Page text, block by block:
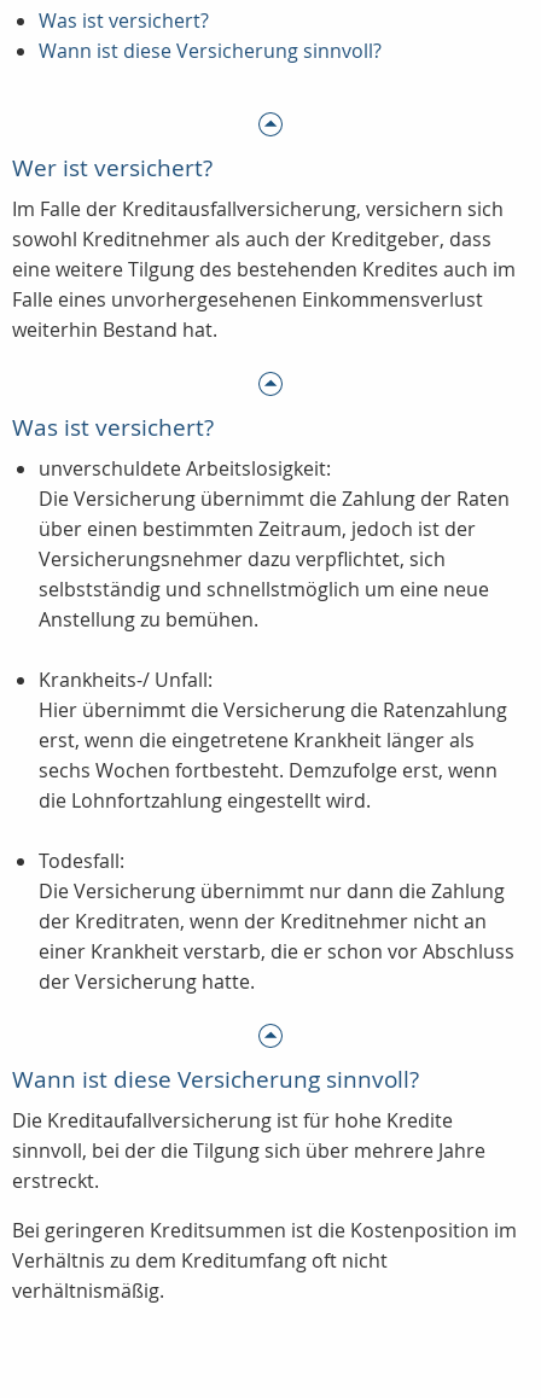
Was ist versichert?
Wann ist diese Versicherung sinnvoll?
Wer ist versichert?
Im Falle der Kreditausfallversicherung, versichern sich
sowohl Kreditnehmer als auch der Kreditgeber, dass
eine weitere Tilgung des bestehenden Kredites auch im
Falle eines unvorhergesehenen Einkommensverlust
weiterhin Bestand hat.
Was ist versichert?
unverschuldete Arbeitslosigkeit:
Die Versicherung übernimmt die Zahlung der Raten
über einen bestimmten Zeitraum, jedoch ist der
Versicherungsnehmer dazu verpflichtet, sich
selbstständig und schnellstmöglich um eine neue
Anstellung zu bemühen.
Krankheits-/ Unfall:
Hier übernimmt die Versicherung die Ratenzahlung
erst, wenn die eingetretene Krankheit länger als
sechs Wochen fortbesteht. Demzufolge erst, wenn
die Lohnfortzahlung eingestellt wird.
Todesfall:
Die Versicherung übernimmt nur dann die Zahlung
der Kreditraten, wenn der Kreditnehmer nicht an
einer Krankheit verstarb, die er schon vor Abschluss
der Versicherung hatte.
Wann ist diese Versicherung sinnvoll?
Die Kreditaufallversicherung ist für hohe Kredite
sinnvoll, bei der die Tilgung sich über mehrere Jahre
erstreckt.
Bei geringeren Kreditsummen ist die Kostenposition im
Verhältnis zu dem Kreditumfang oft nicht
verhältnismäßig.